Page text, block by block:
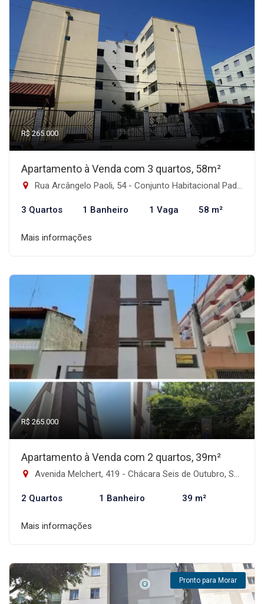
R$ 265.000
Apartamento à Venda com 3 quartos, 58m²
Rua Arcângelo Paoli, 54 - Conjunto Habitacional Padre Manoel de Paiva, São Paulo-SP
3 Quartos 1 Banheiro 1 Vaga 58 m²
Mais informações
R$ 265.000
Apartamento à Venda com 2 quartos, 39m²
Avenida Melchert, 419 - Chácara Seis de Outubro, São Paulo-SP
2 Quartos 1 Banheiro 39 m²
Mais informações
Pronto para Morar